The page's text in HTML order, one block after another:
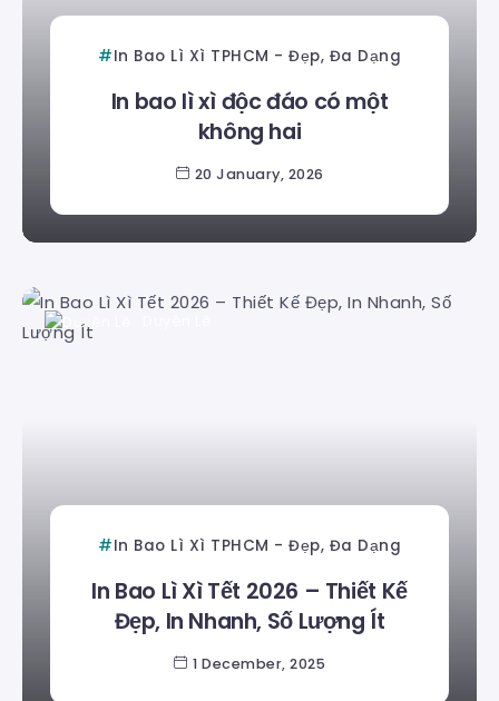
In Bao Lì Xì TPHCM - Đẹp, Đa Dạng
In bao lì xì độc đáo có một
không hai
20 January, 2026
In Bao Lì Xì TPHCM - Đẹp, Đa Dạng
In Bao Lì Xì Tết 2026 – Thiết Kế
Đẹp, In Nhanh, Số Lượng Ít
1 December, 2025